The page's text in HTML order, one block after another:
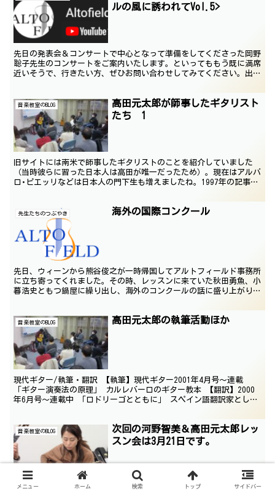
ルの風に誘われてVol.5>
先日の発表会＆コンサートで中心となって準備をしてくださった岡野
聡子先生のコンサートをご案内いたします。といってももう既に満席
近いそうで、行きたい方、ぜひお問い合わせしてみてください。出演
音楽教室のBLOG
高田元太郎が師事したギタリスト
たち 1
旧サイトには南米で師事したギタリストのことを紹介していました
（当時彼らに習った日本人は高田が唯一だったため）。現在はアルバ
ロ･ピエッリなどは日本人の門下生も増えましたね。1997年の記事で
先生たちのつぶやき 海外の国際コンクール
先日、ウィーンから熊谷俊之が一時帰国してアルトフィールド事務所
に立ち寄ってくれました。その時、レッスンに来ていた秋田勇魚、小
暮浩史ともつ鍋屋に繰り出し、海外のコンクールの話に盛り上がりま
音楽教室のBLOG 高田元太郎の執筆活動ほか
現代ギター/執筆・翻訳 【執筆】現代ギター2001年4月号～連載
「ギター演奏法の原理」 カルレバーロのギター教本 【翻訳】2000
年6月号～連載中 「ロドリーゴとともに」 スペイン語翻訳家として
音楽教室のBLOG
次回の河野智美＆高田元太郎レッ
スン会は3月21日です。
今月2月11日に行われた「河野智美＆高田元太郎レッスン会」は沢山
メニュー ホーム 検索 トップ サイドバー